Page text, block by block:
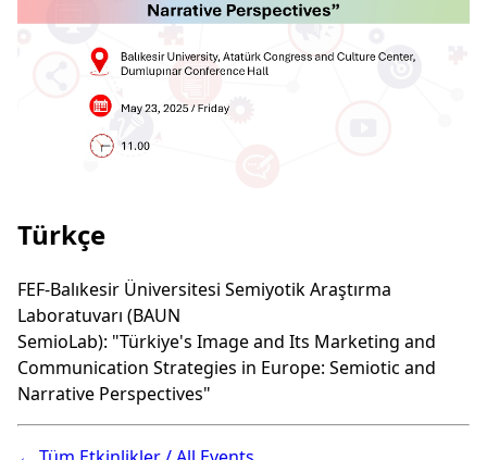
Türkçe
FEF-Balıkesir Üniversitesi Semiyotik Araştırma
Laboratuvarı (BAUN
SemioLab): "Türkiye's Image and Its Marketing and
Communication Strategies in Europe: Semiotic and
Narrative Perspectives"